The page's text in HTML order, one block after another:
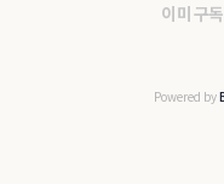
이미 구
Powered by